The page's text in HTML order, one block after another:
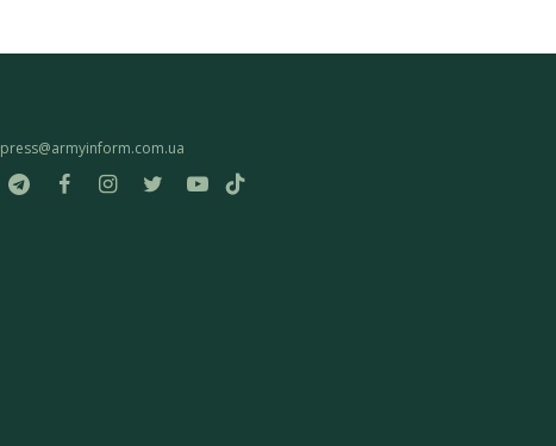
press@armyinform.com.ua